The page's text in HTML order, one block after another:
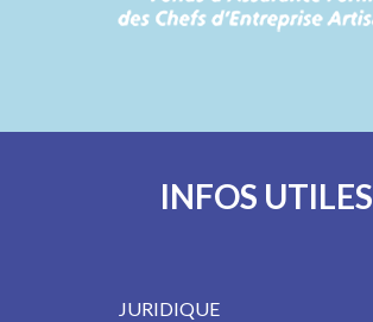
INFOS UTILES
JURIDIQUE